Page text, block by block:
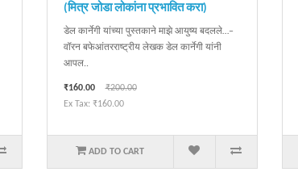
(मित्र जोडा लोकांना प्रभावित करा)
डेल कार्नेगी यांच्या पुस्तकाने माझे आयुष्य बदलले…–
वॉरन बफेआंतरराष्ट्रीय लेखक डेल कार्नेगी यांनी
आपल..
₹160.00
₹200.00
Ex Tax: ₹160.00
ADD TO CART